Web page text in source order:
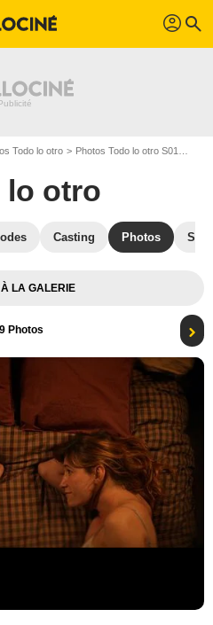
profil search
Todo lo otro Photos Todo lo otro S01
lo otro
Casting Photos
À LA GALERIE
Photos